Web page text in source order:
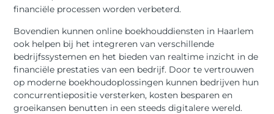
financiële processen worden verbeterd.
Bovendien kunnen online boekhouddiensten in Haarlem
ook helpen bij het integreren van verschillende
bedrijfssystemen en het bieden van realtime inzicht in de
financiële prestaties van een bedrijf. Door te vertrouwen
op moderne boekhoudoplossingen kunnen bedrijven hun
concurrentiepositie versterken, kosten besparen en
groeikansen benutten in een steeds digitalere wereld.